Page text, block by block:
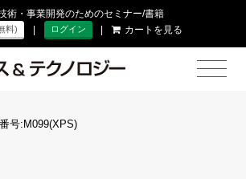
術・事業開発のためのセミナー/書籍
料) | ログイン | カートを見る
号:M099(XPS)